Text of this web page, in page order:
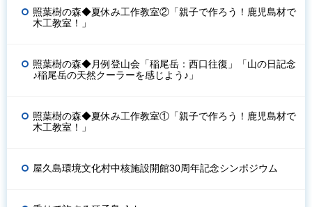
照葉樹の森◆夏休み工作教室②「親子で作ろう！鹿児島材で
木工教室！」
照葉樹の森◆月例登山会「稲尾岳：西口往復」「山の日記念
♪稲尾岳の天然クーラーを感じよう♪」
照葉樹の森◆夏休み工作教室①「親子で作ろう！鹿児島材で
木工教室！」
屋久島環境文化村中核施設開館30周年記念シンポジウム